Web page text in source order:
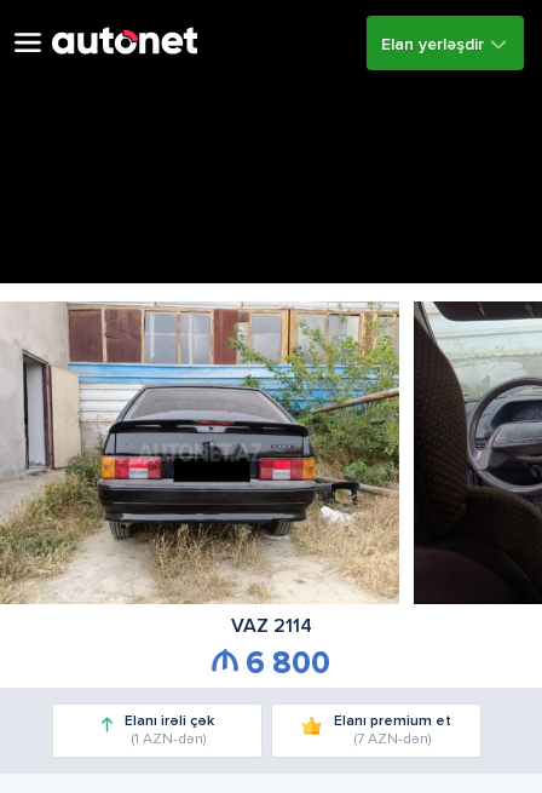
Elan yerləşdir
VAZ 2114
6 800
Elanı irəli çək
(1 AZN-dən)
Elanı premium et
(7 AZN-dən)